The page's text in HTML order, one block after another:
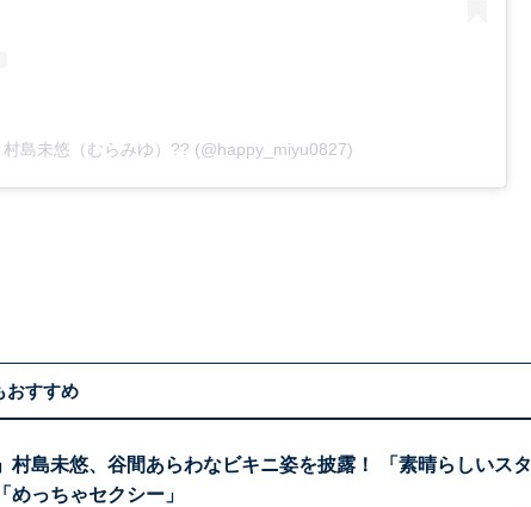
島未悠（むらみゆ）?? (@happy_miyu0827)
おすすめ
村島未悠、谷間あらわなビキニ姿を披露！ 「素晴らしいスタ
めっちゃセクシー」